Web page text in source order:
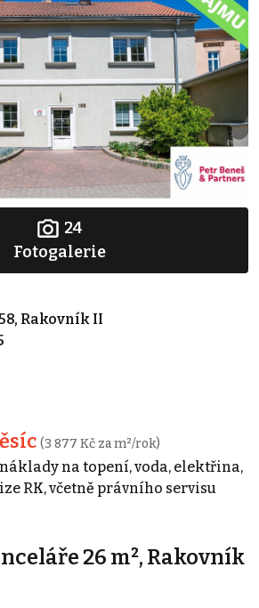
24
Fotogalerie
Rakovník II
(3 877 Kč za m²/rok)
náklady na topení, voda, elektřina,
RK, včetně právního servisu
26 m², Rakovník